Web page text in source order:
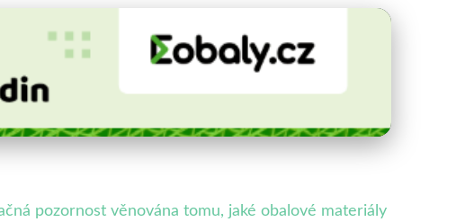
Vybrat?
pozornost věnována tomu, jaké obalové materiály